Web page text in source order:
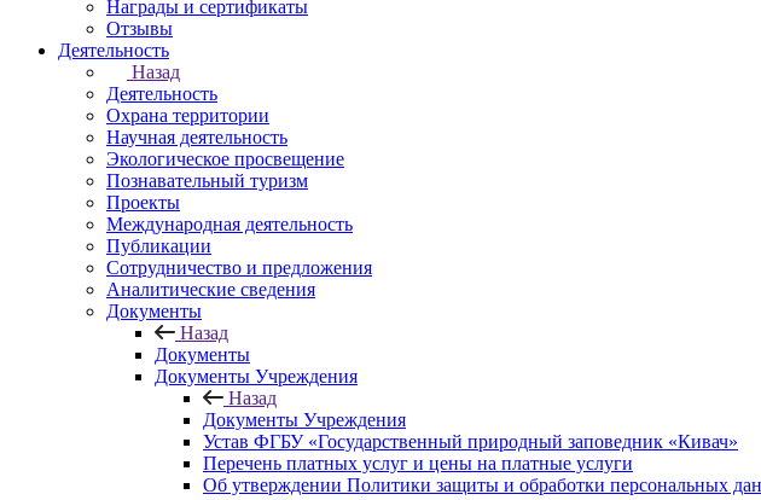
Награды и сертификаты
Отзывы
Деятельность
Назад
Деятельность
Охрана территории
Научная деятельность
Экологическое просвещение
Познавательный туризм
Проекты
Международная деятельность
Публикации
Сотрудничество и предложения
Аналитические сведения
Документы
Назад
Документы
Документы Учреждения
Назад
Документы Учреждения
Устав ФГБУ «Государственный природный заповедник «Кивач»
Перечень платных услуг и цены на платные услуги
Об утверждении Политики защиты и обработки персональных